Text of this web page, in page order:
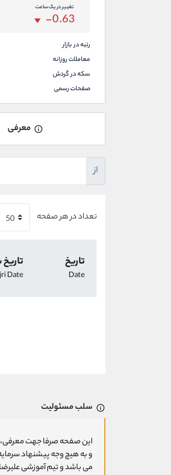
تغییر در یک ساعت
-0.63
رتبه در بازار
معاملات روزانه
سکه در گردش
صفحات رسمی
معرفی
از
تعداد در هر صفحه
تاریخ
Date
Date
سلب مسئولیت
این صفحه صرفا جهت
و به هیچ وجه پیشنهاد
می باشد و تیم آموزشی